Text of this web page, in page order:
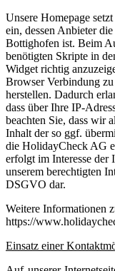
Unsere Homepage
ein, dessen Anbieter
Bottighofen ist. Beim
benötigten Skripte in
Widget richtig
Browser Verbindung
herstellen. Dadurch
dass über Ihre IP-
beachten Sie, dass wir
Inhalt der so ggf.
die HolidayCheck AG
erfolgt im Interesse der
unserem berechtigten
DSGVO dar.
Weitere Informationen
https://
Einsatz einer